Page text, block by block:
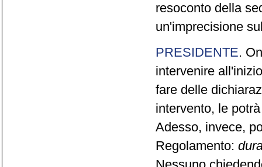
resoconto della
un'imprecisione
PRESIDENTE.
intervenire
fare delle
intervento, le
Adesso, invece,
Regolamento: